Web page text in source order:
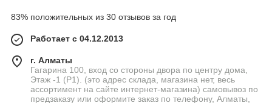
83% положительных из 30 отзывов за год
Работает с 04.12.2013
г. Алматы
Гагарина 100, вход со стороны двора по центру дома,
Этаж -1 (P1). (это адрес склада, магазина нет, весь
ассортимент на сайте интернет-магазина) самовывоз по
предзаказу или оформите заказ по телефону, Алматы,